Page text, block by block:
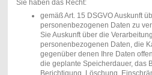
Sie haben das Recht:
gemäß Art. 15 DSGVO Auskunft
personenbezogenen Daten zu
Sie Auskunft über die
personenbezogenen Daten, die
gegenüber denen Ihre Daten
die geplante Speicherdauer, das
Berichtigung, Löschung,